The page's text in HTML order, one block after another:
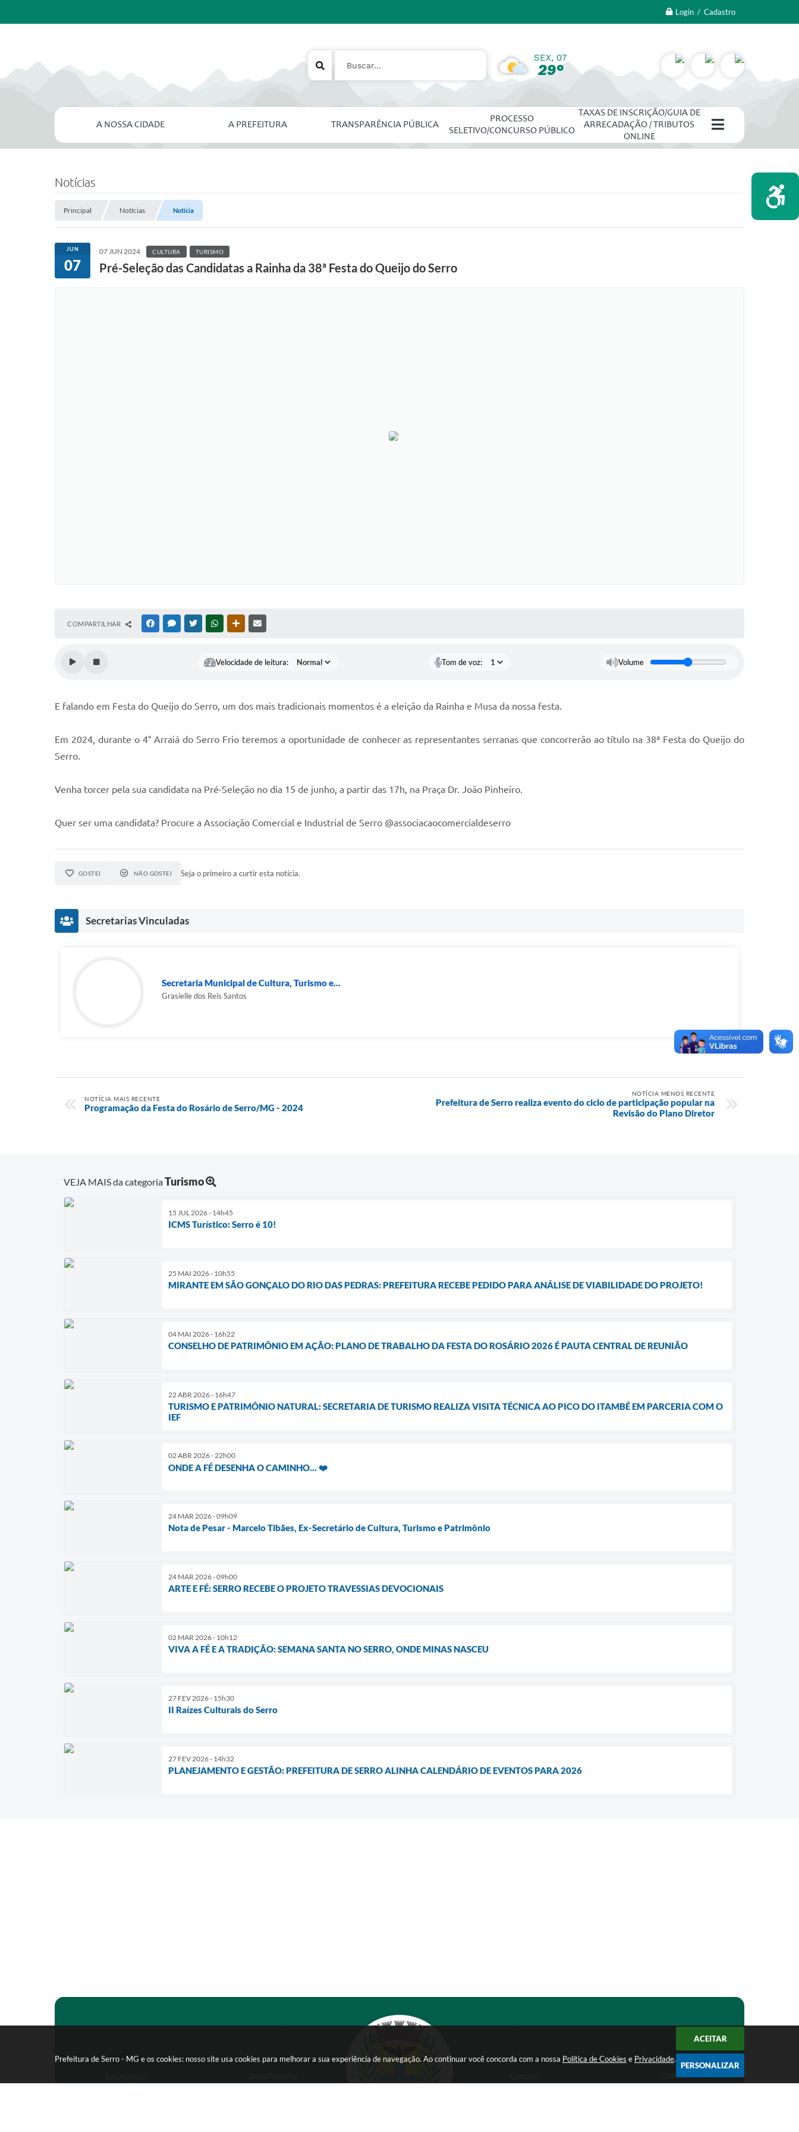
Prefeitura de Serro - MG e os cookies: nosso site usa cookies para melhorar a sua experiência de navegação. Ao continuar você concorda com a nossa Política de Cookies e Privacidade.
ACEITAR
PERSONALIZAR
Login / Cadastro
SEX, 07
29°
A NOSSA CIDADE A PREFEITURA TRANSPARÊNCIA PÚBLICA
PROCESSO
SELETIVO/CONCURSO PÚBLICO
TAXAS DE INSCRIÇÃO/GUIA DE
ARRECADAÇÃO / TRIBUTOS
ONLINE
Notícias
Principal Notícias Notícia
JUN
07
07 JUN 2024 CULTURA TURISMO
Pré-Seleção das Candidatas a Rainha da 38ª Festa do Queijo do Serro
COMPARTILHAR FACEBOOKMESSENGER
TWITTERWHATSAPPOUTRAS MÍDIAS
Velocidade de leitura: Tom de voz: Volume
E falando em Festa do Queijo do Serro, um dos mais tradicionais momentos é a eleição da Rainha e Musa da nossa festa.
Em 2024, durante o 4° Arraiá do Serro Frio teremos a oportunidade de conhecer as representantes serranas que concorrerão ao título na 38ª Festa do Queijo do
Serro.
Venha torcer pela sua candidata na Pré-Seleção no dia 15 de junho, a partir das 17h, na Praça Dr. João Pinheiro.
Quer ser uma candidata? Procure a Associação Comercial e Industrial de Serro @associacaocomercialdeserro
GOSTEI NÃO GOSTEI Seja o primeiro a curtir esta notícia.
Secretarias Vinculadas
Secretaria Municipal de Cultura, Turismo e...
Grasielle dos Reis Santos
NOTÍCIA MAIS RECENTE
Programação da Festa do Rosário de Serro/MG - 2024
NOTÍCIA MENOS RECENTE
Prefeitura de Serro realiza evento do ciclo de participação popular na
Revisão do Plano Diretor
VEJA MAIS da categoriaTurismo
15 JUL 2026 - 14h45
ICMS Turístico: Serro é 10!
25 MAI 2026 - 10h55
MIRANTE EM SÃO GONÇALO DO RIO DAS PEDRAS: PREFEITURA RECEBE PEDIDO PARA ANÁLISE DE VIABILIDADE DO PROJETO!
04 MAI 2026 - 16h22
CONSELHO DE PATRIMÔNIO EM AÇÃO: PLANO DE TRABALHO DA FESTA DO ROSÁRIO 2026 É PAUTA CENTRAL DE REUNIÃO
22 ABR 2026 - 16h47
TURISMO E PATRIMÔNIO NATURAL: SECRETARIA DE TURISMO REALIZA VISITA TÉCNICA AO PICO DO ITAMBÉ EM PARCERIA COM O
IEF
02 ABR 2026 - 22h00
ONDE A FÉ DESENHA O CAMINHO... ❤️
24 MAR 2026 - 09h09
Nota de Pesar - Marcelo Tibães, Ex-Secretário de Cultura, Turismo e Patrimônio
24 MAR 2026 - 09h00
​ARTE E FÉ: SERRO RECEBE O PROJETO TRAVESSIAS DEVOCIONAIS
02 MAR 2026 - 10h12
VIVA A FÉ E A TRADIÇÃO: SEMANA SANTA NO SERRO, ONDE MINAS NASCEU
27 FEV 2026 - 15h30
II Raízes Culturais do Serro
27 FEV 2026 - 14h32
PLANEJAMENTO E GESTÃO: PREFEITURA DE SERRO ALINHA CALENDÁRIO DE EVENTOS PARA 2026
CNPJ: